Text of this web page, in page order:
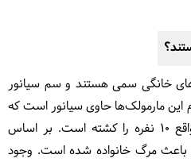
خانگی سمی هستند و سم سیانور
این مارمولک‌ها حاوی سیانور است که
خانواده‌ای ۷ یا ۸ یا در برخی مواقع ۱۰ نفره را کشته است. بر اساس
باعث مرگ خانواده شده است. وجود